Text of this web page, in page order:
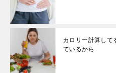
カロリー計算して
ているから